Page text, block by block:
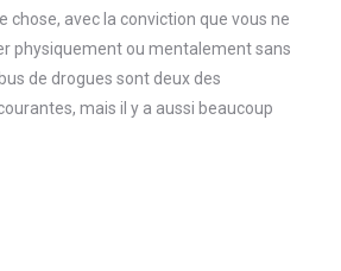
chose, avec la conviction que vous ne
physiquement ou mentalement sans
de drogues sont deux des
mais il y a aussi beaucoup